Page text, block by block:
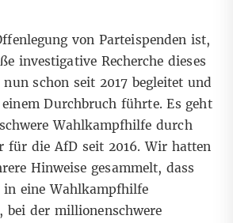
von Parteispenden ist,
investigative Recherche dieses
schon seit 2017 begleitet und
Durchbruch führte. Es geht
Wahlkampfhilfe durch
für die AfD seit 2016. Wir hatten
Hinweise gesammelt, dass
eine Wahlkampfhilfe
bei der millionenschwere